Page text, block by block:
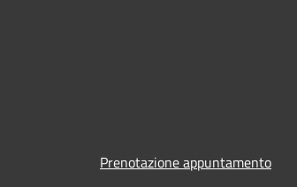
Prenotazione appuntamento